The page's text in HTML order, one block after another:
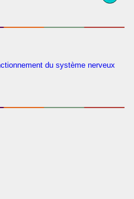
du système nerveux